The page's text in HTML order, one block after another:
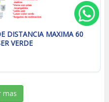
DISTANCIA MAXIMA 60
VERDE